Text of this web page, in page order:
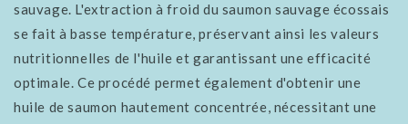
sauvage. L'extraction à froid du saumon sauvage écossais
se fait à basse température, préservant ainsi les valeurs
nutritionnelles de l'huile et garantissant une efficacité
optimale. Ce procédé permet également d'obtenir une
huile de saumon hautement concentrée, nécessitant une